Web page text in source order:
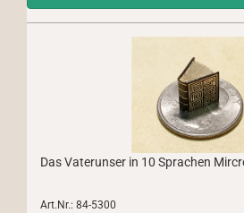
Das Vaterunser in 10 Sprachen
Art.Nr.: 84-5300